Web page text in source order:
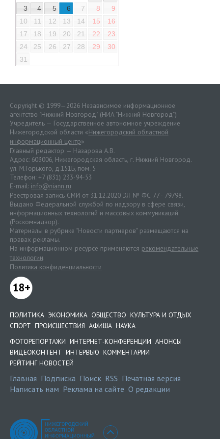
3
4 5 6 7 8
9
10
11 12 13 14 15
16
17
18 19 20 21 22
23
24
25 26 27 28 29
30
31
Copyright © 1999—2026 Независимое информационное
агентство "Нижний Новгород" (НИА "Нижний Новгород")
Учредитель — Государственное автономное учреждение
Нижегородской области «Нижегородский областной
информационный центр»
Главный редактор — Назарова А.В.
Адрес: 603006, Нижегородская область, г. Нижний Новгород.
ул. М.Горького, д.151Б, пом. 5
Телефон: +7 (831) 233-94-53
E-mail: info@niann.ru
Реестровая запись СМИ от 31.12.2020 ЭЛ № ФС 77 - 79798.
Выдано Федеральной службой по надзору в сфере связи,
информационных технологий и массовых коммуникаций
(Роскомнадзор).
Материалы в рубрике "Новости партнеров" размещаются на
правах рекламы.
На информационном ресурсе применяются рекомендательные
технологии.
Политика конфиденциальности
18+
ПОЛИТИКА ЭКОНОМИКА ОБЩЕСТВО КУЛЬТУРА И ОТДЫХ
СПОРТ ПРОИСШЕСТВИЯ АФИША НАУКА
ФОТОРЕПОРТАЖИ ИНТЕРНЕТ-КОНФЕРЕНЦИИ АНОНСЫ
ВИДЕОКОНТЕНТ ИНТЕРВЬЮ КОММЕНТАРИИ
РЕЙТИНГ НОВОСТЕЙ
Главная Подписка Поиск RSS Печатная версия
Написать нам Реклама на сайте О редакции